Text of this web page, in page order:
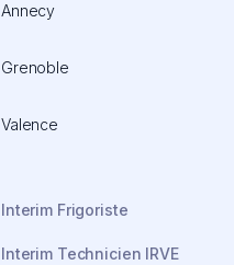
Annecy
Grenoble
Valence
Interim Frigoriste
Interim Technicien IRVE